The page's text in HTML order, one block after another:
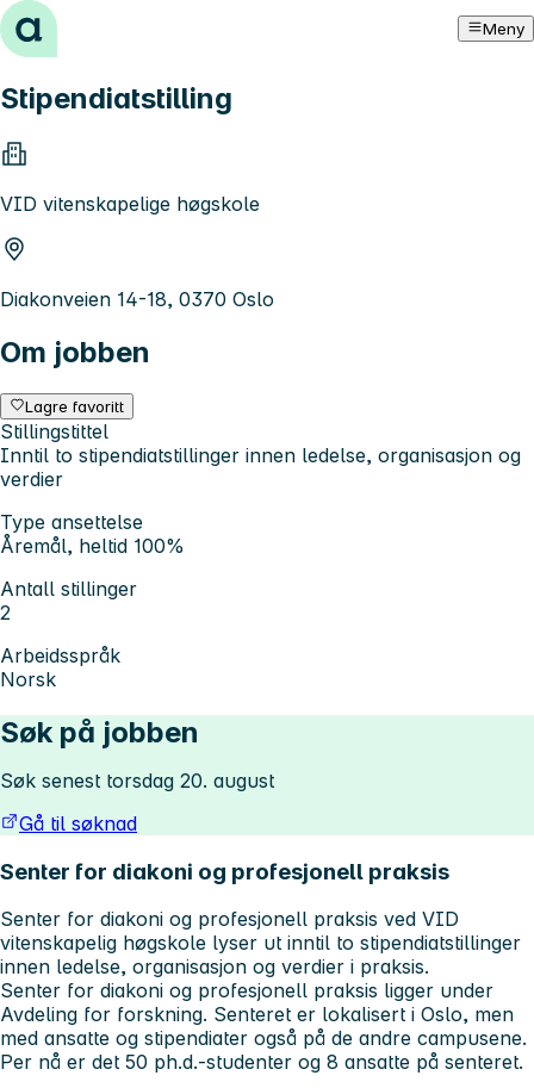
Hopp til innhold Meny
Stipendiatstilling
VID vitenskapelige høgskole
Diakonveien 14-18, 0370 Oslo
Om jobben
Lagre favoritt
Stillingstittel
Inntil to stipendiatstillinger innen ledelse, organisasjon og
verdier
Type ansettelse
Åremål, heltid 100%
Antall stillinger
2
Arbeidsspråk
Norsk
Søk på jobben
Søk senest torsdag 20. august
Gå til søknad
Senter for diakoni og profesjonell praksis
Senter for diakoni og profesjonell praksis ved VID
vitenskapelig høgskole lyser ut inntil to stipendiatstillinger
innen ledelse, organisasjon og verdier i praksis.
Senter for diakoni og profesjonell praksis ligger under
Avdeling for forskning. Senteret er lokalisert i Oslo, men
med ansatte og stipendiater også på de andre campusene.
Per nå er det 50 ph.d.-studenter og 8 ansatte på senteret.